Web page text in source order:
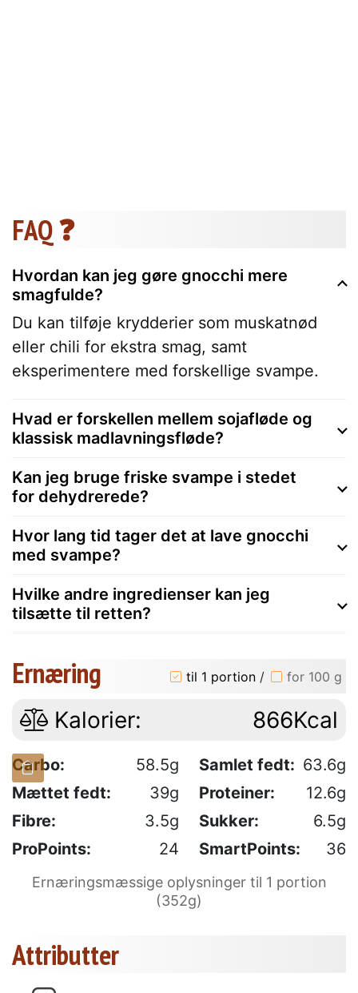
FAQ ❓
Hvordan kan jeg gøre gnocchi mere
smagfulde?
Du kan tilføje krydderier som muskatnød
eller chili for ekstra smag, samt
eksperimentere med forskellige svampe.
Hvad er forskellen mellem sojafløde og
klassisk madlavningsfløde?
Kan jeg bruge friske svampe i stedet
for dehydrerede?
Hvor lang tid tager det at lave gnocchi
med svampe?
Hvilke andre ingredienser kan jeg
tilsætte til retten?
Ernæring til 1 portion / for 100 g
Kalorier: 866Kcal
Carbo: 58.5g Samlet fedt: 63.6g
Mættet fedt:
39g Proteiner:
12.6g
Fibre:
3.5g Sukker:
6.5g
ProPoints:
24 SmartPoints: 36
Ernæringsmæssige oplysninger til 1 portion
(352g)
Attributter